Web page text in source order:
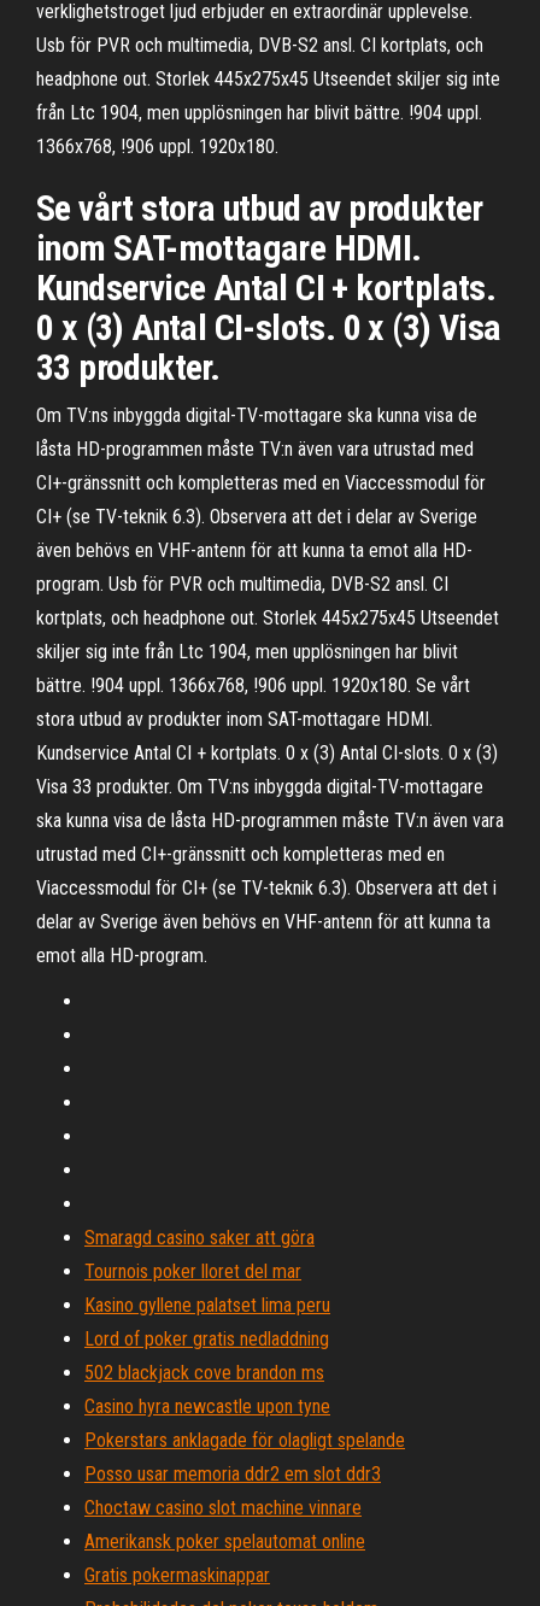
verklighetstroget ljud erbjuder en extraordinär upplevelse.
Usb för PVR och multimedia, DVB-S2 ansl. CI kortplats, och
headphone out. Storlek 445x275x45 Utseendet skiljer sig inte
från Ltc 1904, men upplösningen har blivit bättre. !904 uppl.
1366x768, !906 uppl. 1920x180.
Se vårt stora utbud av produkter
inom SAT-mottagare HDMI.
Kundservice Antal CI + kortplats.
0 x (3) Antal CI-slots. 0 x (3) Visa
33 produkter.
Om TV:ns inbyggda digital-TV-mottagare ska kunna visa de
låsta HD-­programmen måste TV:n även vara utrustad med
CI+-gränssnitt och kompletteras med en Viaccessmodul för
CI+ (se TV-teknik 6.3). Observera att det i delar av Sverige
även behövs en VHF-antenn för att kunna ta emot alla HD-
program. Usb för PVR och multimedia, DVB-S2 ansl. CI
kortplats, och headphone out. Storlek 445x275x45 Utseendet
skiljer sig inte från Ltc 1904, men upplösningen har blivit
bättre. !904 uppl. 1366x768, !906 uppl. 1920x180. Se vårt
stora utbud av produkter inom SAT-mottagare HDMI.
Kundservice Antal CI + kortplats. 0 x (3) Antal CI-slots. 0 x (3)
Visa 33 produkter. Om TV:ns inbyggda digital-TV-mottagare
ska kunna visa de låsta HD-­programmen måste TV:n även vara
utrustad med CI+-gränssnitt och kompletteras med en
Viaccessmodul för CI+ (se TV-teknik 6.3). Observera att det i
delar av Sverige även behövs en VHF-antenn för att kunna ta
emot alla HD-program.
Smaragd casino saker att göra
Tournois poker lloret del mar
Kasino gyllene palatset lima peru
Lord of poker gratis nedladdning
502 blackjack cove brandon ms
Casino hyra newcastle upon tyne
Pokerstars anklagade för olagligt spelande
Posso usar memoria ddr2 em slot ddr3
Choctaw casino slot machine vinnare
Amerikansk poker spelautomat online
Gratis pokermaskinappar